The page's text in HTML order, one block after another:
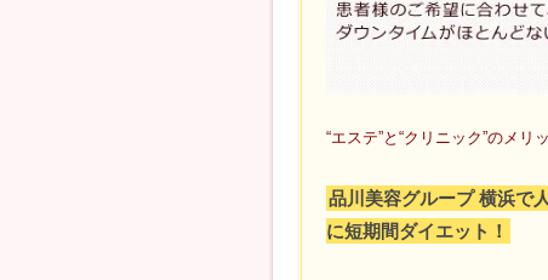
“エステ”と“クリニック”のメリ
品川美容グループ 横浜で
に短期間ダイエット！